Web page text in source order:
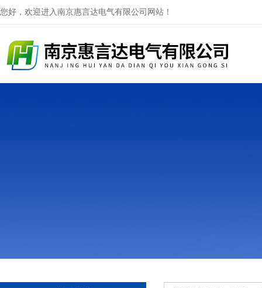
您好，欢迎进入南京惠言达电气有限公司网站！